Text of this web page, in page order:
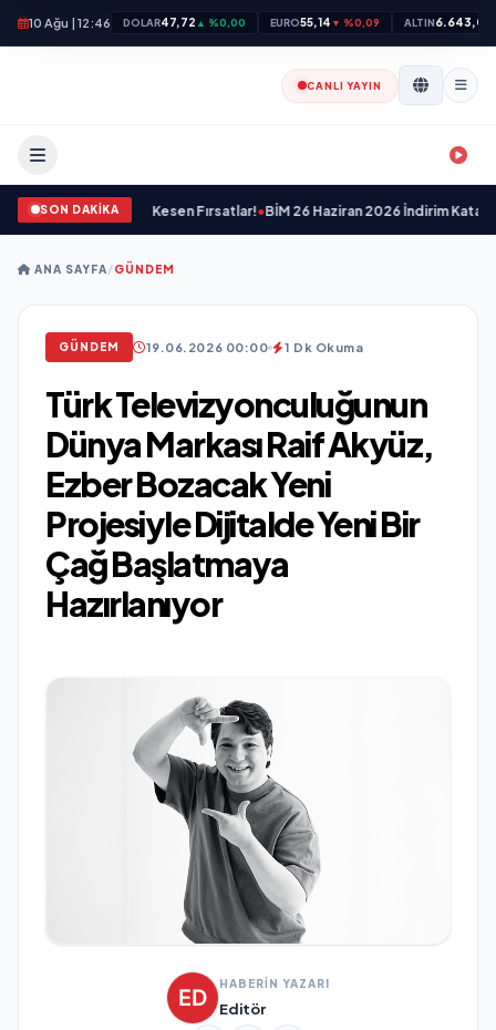
10 Ağu | 12:46 DOLAR47,72 ▲ %0,00 EURO55,14 ▼ %0,09 ALTIN6.643,07
CANLI YAYIN
SON DAKİKA
Haftası Nefes Kesen Fırsatlar!•BİM 26 Haziran 2026 İndirim Kataloğu:
ANA SAYFA/GÜNDEM
GÜNDEM 19.06.2026 00:00 1 Dk Okuma
Türk Televizyonculuğunun
Dünya Markası Raif Akyüz,
Ezber Bozacak Yeni
Projesiyle Dijitalde Yeni Bir
Çağ Başlatmaya
Hazırlanıyor
HABERİN YAZARI
Editör